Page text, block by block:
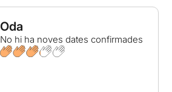
Oda
No hi ha noves dates confirmades